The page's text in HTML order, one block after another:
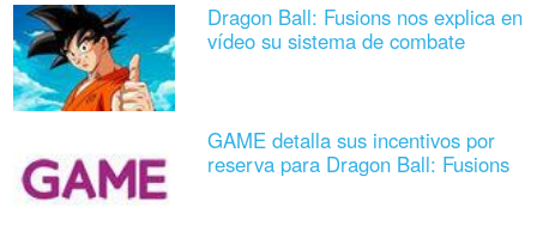
Dragon Ball: Fusions nos explica en
vídeo su sistema de combate
GAME detalla sus incentivos por
reserva para Dragon Ball: Fusions